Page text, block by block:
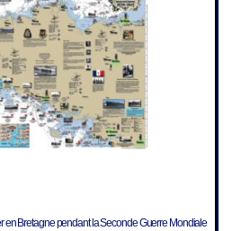
en Bretagne pendant la Seconde Guerre Mondiale